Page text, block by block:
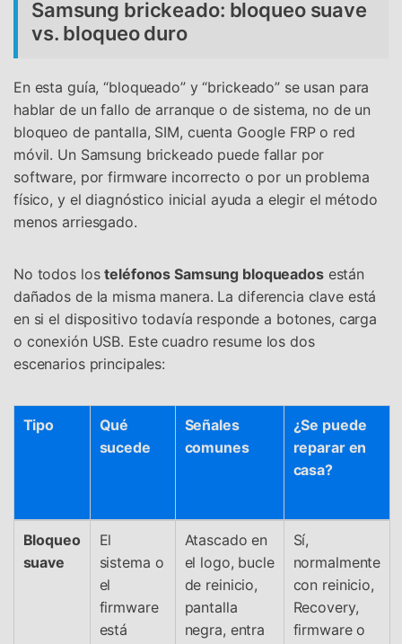
Samsung brickeado: bloqueo suave
vs. bloqueo duro
En esta guía, “bloqueado” y “brickeado” se usan para
hablar de un fallo de arranque o de sistema, no de un
bloqueo de pantalla, SIM, cuenta Google FRP o red
móvil. Un Samsung brickeado puede fallar por
software, por firmware incorrecto o por un problema
físico, y el diagnóstico inicial ayuda a elegir el método
menos arriesgado.
No todos losteléfonos Samsung bloqueadosestán
dañados de la misma manera. La diferencia clave está
en si el dispositivo todavía responde a botones, carga
o conexión USB. Este cuadro resume los dos
escenarios principales:
Tipo
Qué
sucede
Señales
comunes
¿Se puede
reparar en
casa?
Bloqueo
suave
El
sistema o
el
firmware
está
Atascado en
el logo, bucle
de reinicio,
pantalla
negra, entra
Sí,
normalmente
con reinicio,
Recovery,
firmware o